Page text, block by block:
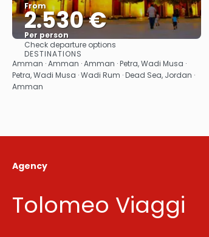
From
2.530 €
Per person
See
Check departure options
DESTINATIONS
Amman · Amman · Amman · Petra, Wadi Musa ·
Petra, Wadi Musa · Wadi Rum · Dead Sea, Jordan ·
Amman
Agency
Tolomeo Viaggi